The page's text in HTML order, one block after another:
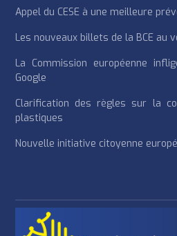
Appel du CESE à une meilleure
Les nouveaux billets de la BCE au
La Commission européenne
Google
Clarification des règles sur la
plastiques
Nouvelle initiative citoyenne